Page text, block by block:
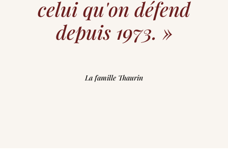
celui qu'on défend
depuis 1973. »
La famille Thaurin